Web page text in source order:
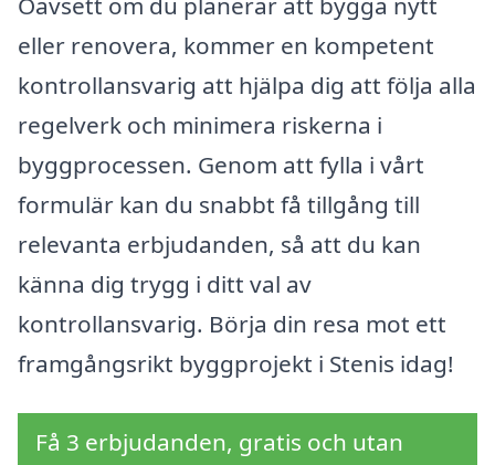
eller renovera, kommer en kompetent
kontrollansvarig att hjälpa dig att följa alla
regelverk och minimera riskerna i
byggprocessen. Genom att fylla i vårt
formulär kan du snabbt få tillgång till
relevanta erbjudanden, så att du kan
känna dig trygg i ditt val av
kontrollansvarig. Börja din resa mot ett
framgångsrikt byggprojekt i Stenis idag!
Få 3 erbjudanden, gratis och utan